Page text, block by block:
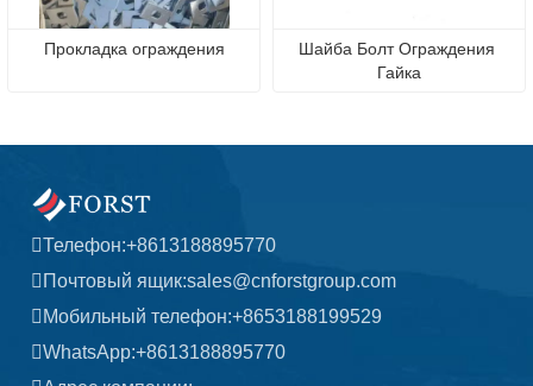
Прокладка ограждения
Шайба Болт Ограждения
Гайка
Телефон:+8613188895770
Почтовый ящик:sales@cnforstgroup.com
Мобильный телефон:+8653188199529
WhatsApp:+8613188895770